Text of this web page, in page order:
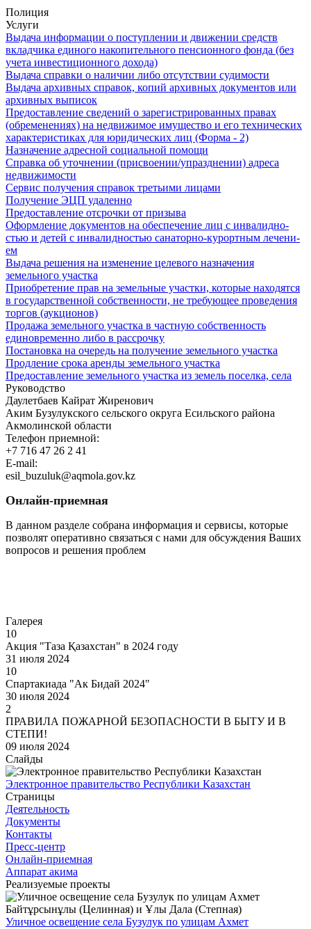
Полиция
Услуги
Выдача информации о поступлении и движении средств
вкладчика единого накопительного пенсионного фонда (без
учета инвестиционного дохода)
Выдача справки о наличии либо отсутствии судимости
Выдача архивных справок, копий архивных документов или
архивных выписок
Предоставление сведений о зарегистрированных правах
(обременениях) на недвижимое имущество и его технических
характеристиках для юридических лиц (Форма - 2)
Назначение адресной социальной помощи
Справка об уточнении (присвоении/упразднении) адреса
недвижимости
Сервис получения справок третьими лицами
Получение ЭЦП удаленно
Предоставление отсрочки от призыва
Оформление документов на обес­пе­че­ние лиц с ин­ва­лид­но­
стью и де­тей с ин­ва­лид­но­стью са­на­тор­но-ку­рорт­ным ле­че­ни­
ем
Выдача решения на изменение целевого назначения
земельного участка
Приобретение прав на земельные участки, которые находятся
в государственной собственности, не требующее проведения
торгов (аукционов)
Продажа земельного участка в частную собственность
единовременно либо в рассрочку
Постановка на очередь на получение земельного участка
Продление срока аренды земельного участка
Предоставление земельного участка из земель поселка, села
Руководство
Даулетбаев Кайрат Жиренович
Аким Бузулукского сельского округа Есильского района
Акмолинской области
Телефон приемной:
+7 716 47 26 2 41
E-mail:
esil_buzuluk@aqmola.gov.kz
Онлайн-приемная
В данном разделе собрана информация и сервисы, которые
позволят оперативно связаться с нами для обсуждения Ваших
вопросов и решения проблем
Галерея
10
Акция "Таза Қазахстан" в 2024 году
31 июля 2024
10
Спартакиада "Ак Бидай 2024"
30 июля 2024
2
ПРАВИЛА ПОЖАРНОЙ БЕЗОПАСНОСТИ В БЫТУ И В
СТЕПИ!
09 июля 2024
Слайды
Электронное правительство Республики Казахстан
Страницы
Деятельность
Документы
Контакты
Пресс-центр
Онлайн-приемная
Аппарат акима
Реализуемые проекты
Уличное освещение села Бузулук по улицам Ахмет